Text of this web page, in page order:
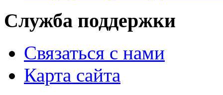
Служба поддержки
Связаться с нами
Карта сайта